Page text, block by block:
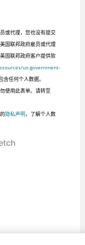
或代理，您也没有提交
国联邦政府雇员或代理
国联邦政府客户提供软
us-government-
任何个人数据。
使用此表单。请转至
隐私声明，了解个人数